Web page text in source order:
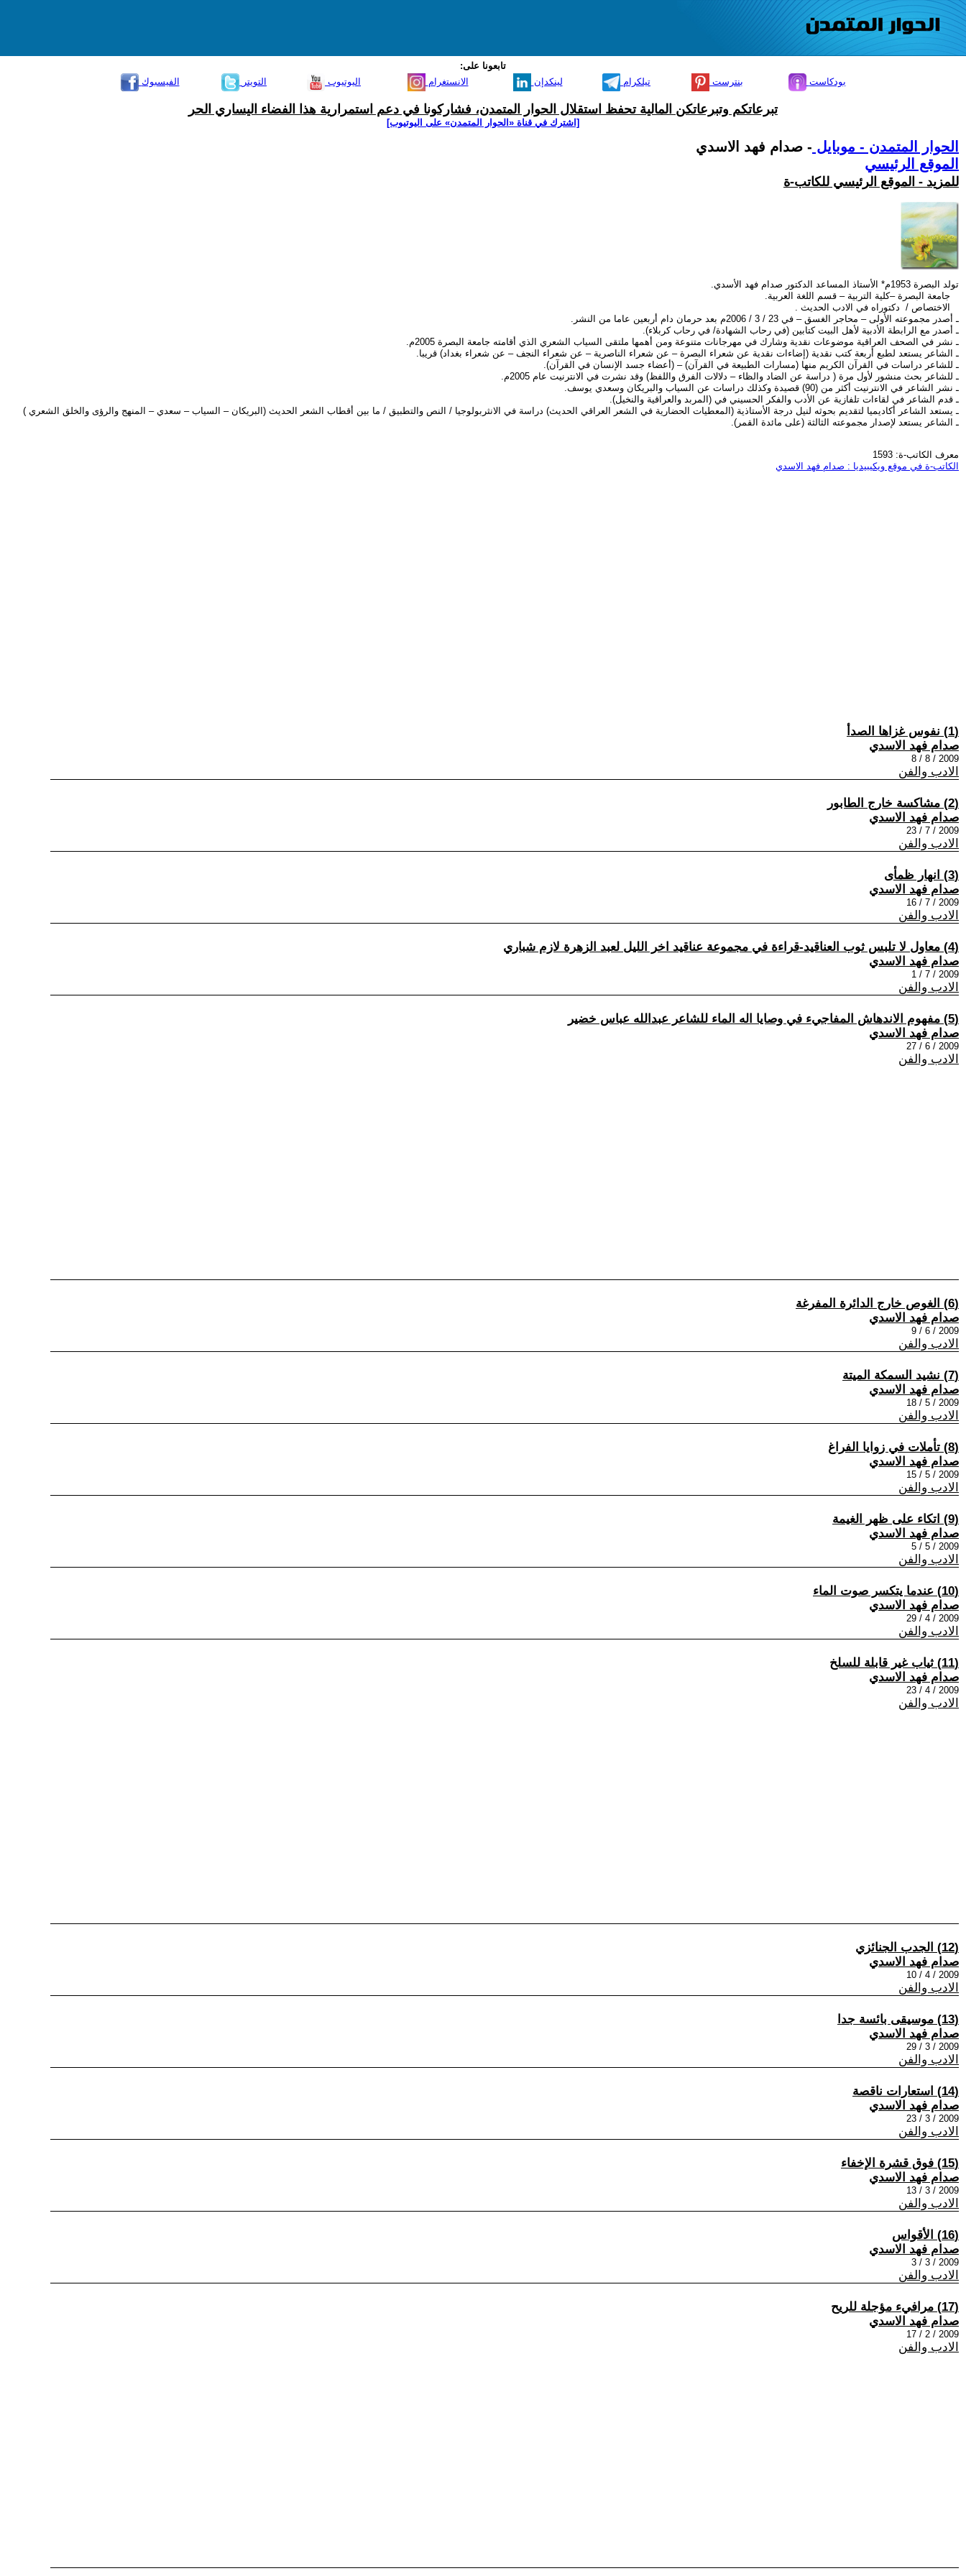
تابعونا على:
الفيسبوك
التويتر اليوتيوب الانستغرام لينكدإن تيلكرام بنترست بودكاست
تبرعاتكم وتبرعاتكن المالية تحفظ استقلال الحوار المتمدن، فشاركونا في دعم استمرارية هذا الفضاء اليساري الحر
[اشترك في قناة ‫«الحوار المتمدن» على اليوتيوب]
الحوار المتمدن - موبايل - صدام فهد الاسدي
الموقع الرئيسي
للمزيد - الموقع الرئيسي للكاتب-ة
تولد البصرة 1953م* الأستاذ المساعد الدكتور صدام فهد الأسدي.
جامعة البصرة –كلية التربية – قسم اللغة العربية.
الاختصاص / دكتوراه في الادب الحديث .
ـ أصدر مجموعته الأولى – محاجر الغسق – في 23 / 3 / 2006م بعد حرمان دام أربعين عاما من النشر.
ـ أصدر مع الرابطة الأدبية لأهل البيت كتابين (في رحاب الشهادة/ في رحاب كربلاء).
ـ نشر في الصحف العراقية موضوعات نقدية وشارك في مهرجانات متنوعة ومن أهمها ملتقى السياب الشعري الذي أقامته جامعة البصرة 2005م.
ـ الشاعر يستعد لطبع أربعة كتب نقدية (إضاءات نقدية عن شعراء البصرة – عن شعراء الناصرية – عن شعراء النجف – عن شعراء بغداد) قريبا.
ـ للشاعر دراسات في القرآن الكريم منها (مسارات الطبيعة في القرآن) – (أعضاء جسد الإنسان في القرآن).
ـ للشاعر بحث منشور لأول مرة ( دراسة عن الضاد والظاء – دلالات الفرق واللفظ) وقد نشرت في الانترنيت عام 2005م.
ـ نشر الشاعر في الانترنيت أكثر من (90) قصيدة وكذلك دراسات عن السياب والبريكان وسعدي يوسف.
ـ قدم الشاعر في لقاءات تلفازية عن الأدب والفكر الحسيني في (المربد والعراقية والنخيل).
ـ يستعد الشاعر أكاديميا لتقديم بحوثه لنيل درجة الأستاذية (المعطيات الحضارية في الشعر العراقي الحديث) دراسة في الانثربولوجيا / النص والتطبيق / ما بين أقطاب الشعر الحديث (البريكان – السياب – سعدي – المنهج والرؤى والخلق الشعري )
ـ الشاعر يستعد لإصدار مجموعته الثالثة (على مائدة القمر).
معرف الكاتب-ة: 1593
الكاتب-ة في موقع ويكيبيديا : صدام فهد الاسدي
(1) نفوس غزاها الصدأ
صدام فهد الاسدي
2009 / 8 / 8
الادب والفن
(2) مشاكسة خارج الطابور
صدام فهد الاسدي
2009 / 7 / 23
الادب والفن
(3) انهار ظمأى
صدام فهد الاسدي
2009 / 7 / 16
الادب والفن
(4) معاول لا تلبس ثوب العناقيد-قراءة في مجموعة عناقيد اخر الليل لعبد الزهرة لازم شباري
صدام فهد الاسدي
2009 / 7 / 1
الادب والفن
(5) مفهوم الاندهاش المفاجيء في وصايا اله الماء للشاعر عبدالله عباس خضير
صدام فهد الاسدي
2009 / 6 / 27
الادب والفن
(6) الغوص خارج الدائرة المفرغة
صدام فهد الاسدي
2009 / 6 / 9
الادب والفن
(7) نشيد السمكة الميتة
صدام فهد الاسدي
2009 / 5 / 18
الادب والفن
(8) تأملات في زوايا الفراغ
صدام فهد الاسدي
2009 / 5 / 15
الادب والفن
(9) اتكاء على ظهر الغيمة
صدام فهد الاسدي
2009 / 5 / 5
الادب والفن
(10) عندما يتكسر صوت الماء
صدام فهد الاسدي
2009 / 4 / 29
الادب والفن
(11) ثياب غير قابلة للسلخ
صدام فهد الاسدي
2009 / 4 / 23
الادب والفن
(12) الجدب الجنائزي
صدام فهد الاسدي
2009 / 4 / 10
الادب والفن
(13) موسيقى بائسة جدا
صدام فهد الاسدي
2009 / 3 / 29
الادب والفن
(14) استعارات ناقصة
صدام فهد الاسدي
2009 / 3 / 23
الادب والفن
(15) فوق قشرة الإخفاء
صدام فهد الاسدي
2009 / 3 / 13
الادب والفن
(16) الأقواس
صدام فهد الاسدي
2009 / 3 / 3
الادب والفن
(17) مرافيء مؤجلة للريح
صدام فهد الاسدي
2009 / 2 / 17
الادب والفن